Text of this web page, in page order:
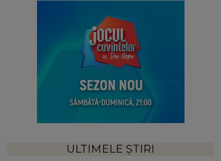
ULTIMELE ȘTIRI